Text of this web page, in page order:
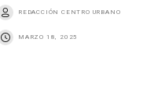
REDACCIÓN CENTRO URBANO
MARZO 18, 2025